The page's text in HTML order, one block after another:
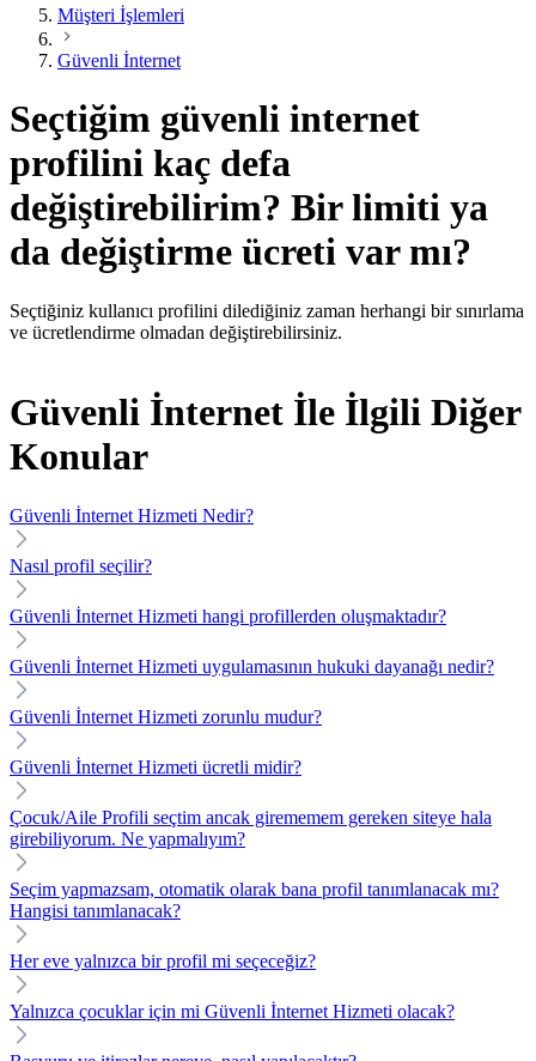
Müşteri İşlemleri
Güvenli İnternet
Seçtiğim güvenli internet
profilini kaç defa
değiştirebilirim? Bir limiti ya
da değiştirme ücreti var mı?
​Seçtiğiniz kullanıcı profilini dilediğiniz zaman herhangi bir sınırlama
ve ücretlendirme olmadan değiştirebilirsiniz.
Güvenli İnternet İle İlgili Diğer
Konular
Güvenli İnternet Hizmeti Nedir?
Nasıl profil seçilir?
Güvenli İnternet Hizmeti hangi profillerden oluşmaktadır?
Güvenli İnternet Hizmeti uygulamasının hukuki dayanağı nedir?
Güvenli İnternet Hizmeti zorunlu mudur?
Güvenli İnternet Hizmeti ücretli midir?
Çocuk/Aile Profili seçtim ancak girememem gereken siteye hala
girebiliyorum. Ne yapmalıyım?
Seçim yapmazsam, otomatik olarak bana profil tanımlanacak mı?
Hangisi tanımlanacak?
Her eve yalnızca bir profil mi seçeceğiz?
Yalnızca çocuklar için mi Güvenli İnternet Hizmeti olacak?